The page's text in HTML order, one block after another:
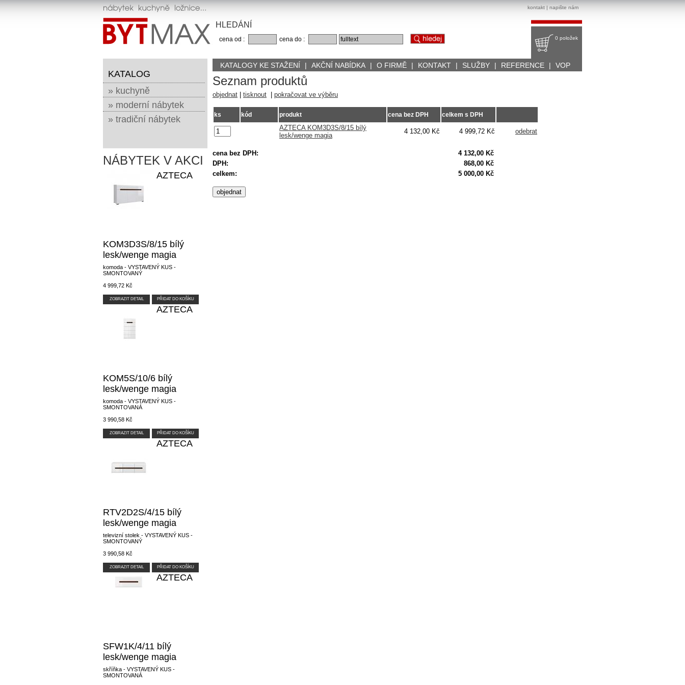
HLEDÁNÍ
cena od : cena do :
kontakt | napište nám
0 položek
KATALOG
» kuchyně
» moderní nábytek
» tradiční nábytek
NÁBYTEK V AKCI
AZTECA
KOM3D3S/8/15 bílý
lesk/wenge magia
komoda - VYSTAVENÝ KUS -
SMONTOVANÝ
4 999,72 Kč
ZOBRAZIT DETAIL PŘIDAT DO KOŠÍKU
AZTECA
KOM5S/10/6 bílý
lesk/wenge magia
komoda - VYSTAVENÝ KUS -
SMONTOVANÁ
3 990,58 Kč
ZOBRAZIT DETAIL PŘIDAT DO KOŠÍKU
AZTECA
RTV2D2S/4/15 bílý
lesk/wenge magia
televizní stolek - VYSTAVENÝ KUS -
SMONTOVANÝ
3 990,58 Kč
ZOBRAZIT DETAIL PŘIDAT DO KOŠÍKU
AZTECA
SFW1K/4/11 bílý
lesk/wenge magia
skříňka - VYSTAVENÝ KUS -
SMONTOVANÁ
KATALOGY KE STAŽENÍ | AKČNÍ NABÍDKA | O FIRMĚ | KONTAKT | SLUŽBY | REFERENCE | VOP
Seznam produktů
objednat tisknout pokračovat ve výběru
ks kód produkt cena bez DPH celkem s DPH
AZTECA KOM3D3S/8/15 bílý
lesk/wenge magia
4 132,00 Kč 4 999,72 Kč odebrat
cena bez DPH:
4 132,00 Kč
DPH:
868,00 Kč
celkem:
5 000,00 Kč